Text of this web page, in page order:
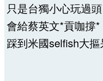
只是台獨小心玩過
會給蔡英文*貢咖撐
踩到米國selfish大